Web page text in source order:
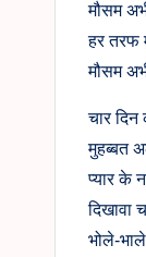
मौसम
हर तरफ
मौसम
चार दिन
मुहब्बत
प्यार के
दिखावा
भोले-